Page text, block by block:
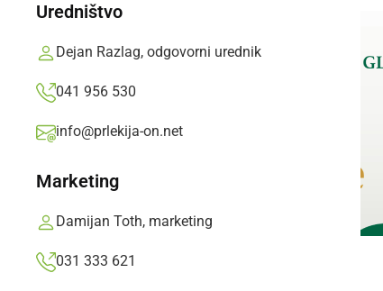
Uredništvo
Dejan Razlag, odgovorni urednik
041 956 530
info@prlekija-on.net
Marketing
Damijan Toth, marketing
031 333 621